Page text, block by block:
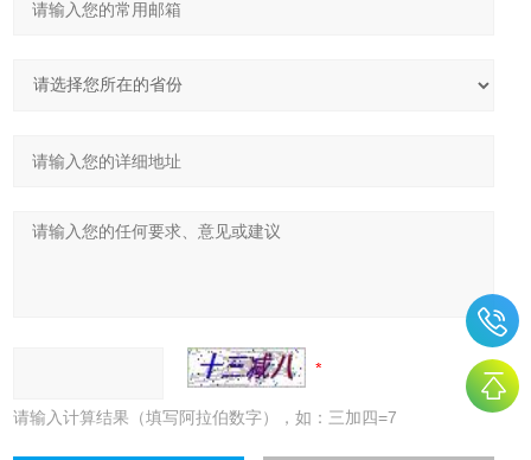
请输入计算结果（填写阿拉伯数字），如：三加四=7